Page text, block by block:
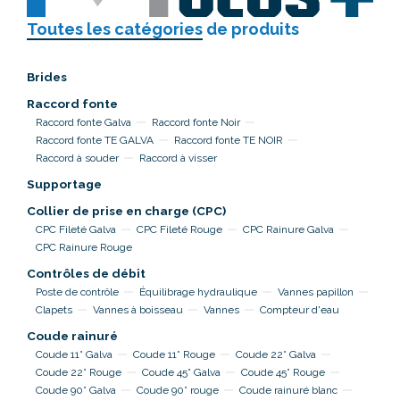
Toutes les catégories de produits
Brides
Raccord fonte
Raccord fonte Galva
Raccord fonte Noir
Raccord fonte TE GALVA
Raccord fonte TE NOIR
Raccord à souder
Raccord à visser
Supportage
Collier de prise en charge (CPC)
CPC Fileté Galva CPC Fileté Rouge
CPC Rainure Galva
CPC Rainure Rouge
Contrôles de débit
Poste de contrôle Équilibrage hydraulique
Vannes papillon
Clapets
Vannes à boisseau Vannes Compteur d'eau
Coude rainuré
Coude 11° Galva Coude 11° Rouge
Coude 22° Galva
Coude 22° Rouge
Coude 45° Galva
Coude 45° Rouge
Coude 90° Galva
Coude 90° rouge
Coude rainuré blanc